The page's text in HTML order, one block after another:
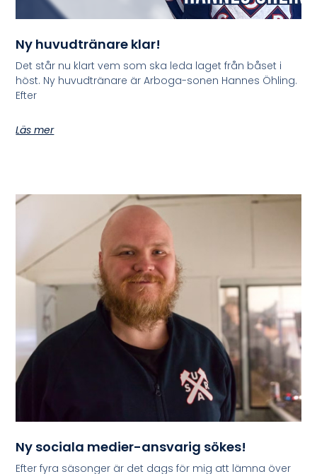
Ny huvudtränare klar!
Det står nu klart vem som ska leda laget från båset i
höst. Ny huvudtränare är Arboga-sonen Hannes Öhling.
Efter
Läs mer
Ny sociala medier-ansvarig sökes!
Efter fyra säsonger är det dags för mig att lämna över